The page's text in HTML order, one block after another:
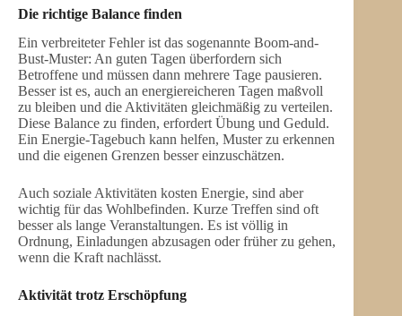
Die richtige Balance finden
Ein verbreiteter Fehler ist das sogenannte Boom-and-
Bust-Muster: An guten Tagen überfordern sich
Betroffene und müssen dann mehrere Tage pausieren.
Besser ist es, auch an energiereicheren Tagen maßvoll
zu bleiben und die Aktivitäten gleichmäßig zu verteilen.
Diese Balance zu finden, erfordert Übung und Geduld.
Ein Energie-Tagebuch kann helfen, Muster zu erkennen
und die eigenen Grenzen besser einzuschätzen.
Auch soziale Aktivitäten kosten Energie, sind aber
wichtig für das Wohlbefinden. Kurze Treffen sind oft
besser als lange Veranstaltungen. Es ist völlig in
Ordnung, Einladungen abzusagen oder früher zu gehen,
wenn die Kraft nachlässt.
Aktivität trotz Erschöpfung